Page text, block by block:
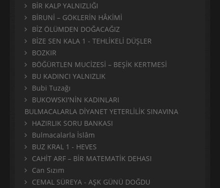
BİR KALP YALNIZLIĞI
BİRUNİ – GÖKLERİN HÂKİMİ
BİZ ÖLÜMDEN DOĞACAĞIZ
BİZE SEN KALA 1 - TEHLİKELİ DÜŞLER
BOZKIR
BÖĞÜRTLEN MUCİZESİ – BEŞİK KERTMESİ
BU KADINCI YALNIZLIK
Bubi Tuzağı
BUKOWSKI'NİN KADINLARI
BULMACALARLA DİYANET YETERLİLİK SINAVINA
HAZIRLIK SORU BANKASI
Bulmacalarla İslâm
BUZ KRAL 1 - HEVES
CAHİT ARF – BİR MATEMATİK DEHASI
Can Sızım
CEMAL SÜREYA - AŞK GÜNÜ DOĞDU